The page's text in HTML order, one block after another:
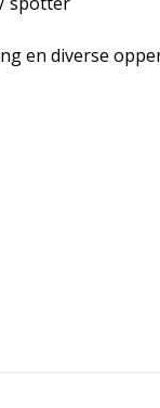
en diverse